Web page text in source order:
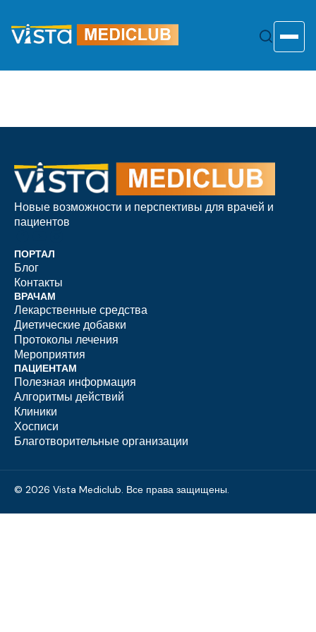
содержанию
Новые возможности и перспективы для врачей и
пациентов
ПОРТАЛ
Блог
Контакты
ВРАЧАМ
Лекарственные средства
Диетические добавки
Протоколы лечения
Мероприятия
ПАЦИЕНТАМ
Полезная информация
Алгоритмы действий
Клиники
Хосписи
Благотворительные организации
© 2026 Vista Mediclub. Все права защищены.